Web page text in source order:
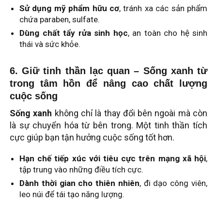
Sử dụng mỹ phẩm hữu cơ, tránh xa các sản phẩm
chứa paraben, sulfate.
Dùng chất tẩy rửa sinh học, an toàn cho hệ sinh
thái và sức khỏe.
6. Giữ tinh thần lạc quan – Sống xanh từ
trong tâm hồn để nâng cao chất lượng
cuộc sống
Sống xanh không chỉ là thay đổi bên ngoài mà còn
là sự chuyển hóa từ bên trong. Một tinh thần tích
cực giúp bạn tận hưởng cuộc sống tốt hơn.
Hạn chế tiếp xúc với tiêu cực trên mạng xã hội,
tập trung vào những điều tích cực.
Dành thời gian cho thiên nhiên, đi dạo công viên,
leo núi để tái tạo năng lượng.